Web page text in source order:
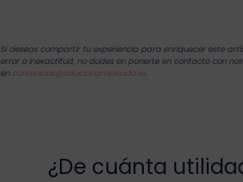
Si deseas compartir tu experiencia para enriquecer este
error o inexactitud, no dudes en ponerte en contacto con
en contenidos@solucionamideuda.es.
¿De cuánta